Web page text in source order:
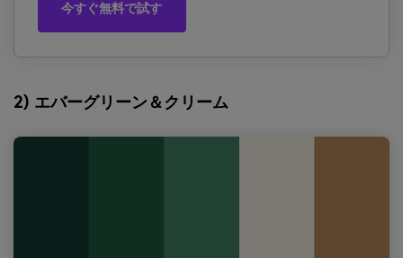
今すぐ無料で試す
2) エバーグリーン＆クリーム